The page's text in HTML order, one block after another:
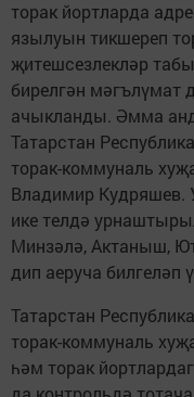
торак йортларда
язылуын тикшереп
җитешсезлекләр
бирелгән мәгълүмат
ачыкланды. Әмма
Татарстан
торак-коммуналь
Владимир Кудряшев.
ике телдә
Минзәлә, Актаныш,
дип аеруча билгеләп
Татарстан
торак-коммуналь
һәм торак